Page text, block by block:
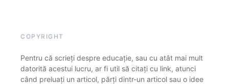
COPYRIGHT
Pentru că scrieți despre educație, sau cu atât mai mult
datorită acestui lucru, ar fi util să citați cu link, atunci
când preluați un articol, părți dintr-un articol sau o idee